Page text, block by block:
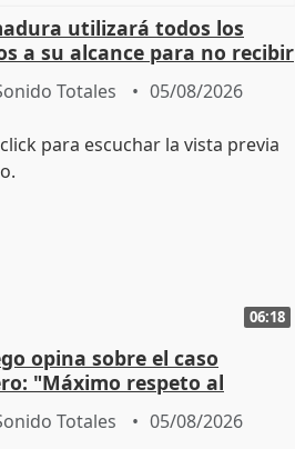
utilizará todos los
a su alcance para no recibir
migrantes
Totales 05/08/2026
06:18
opina sobre el caso
"Máximo respeto al
judicial"
Totales 05/08/2026